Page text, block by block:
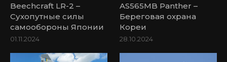
Beechcraft LR-2 –
Сухопутные силы
самообороны Японии
01.11.2024
AS565MB Panther –
Береговая охрана
Кореи
28.10.2024